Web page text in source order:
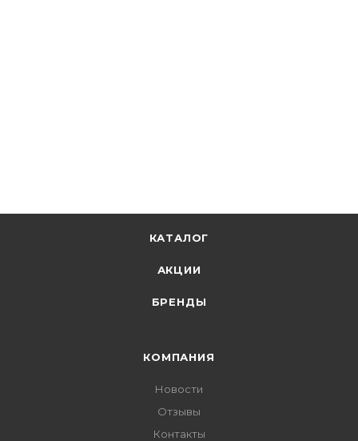
КАТАЛОГ
АКЦИИ
БРЕНДЫ
КОМПАНИЯ
Новости
Отзывы
Контакты